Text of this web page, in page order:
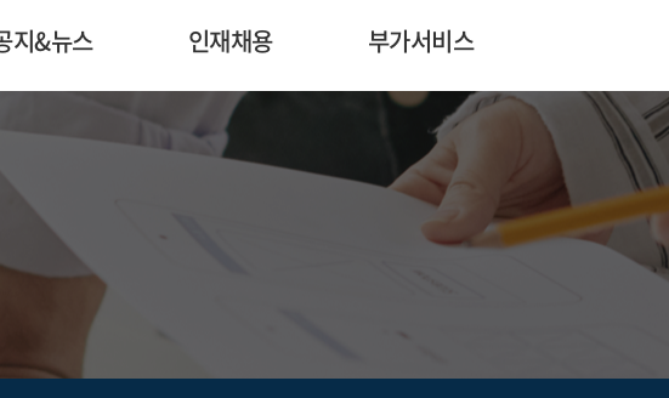
지&뉴스 인재채용 부가서비스